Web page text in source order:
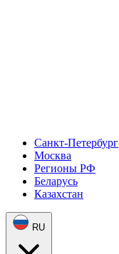
Санкт-Петербург
Москва
Регионы РФ
Беларусь
Казахстан
RU